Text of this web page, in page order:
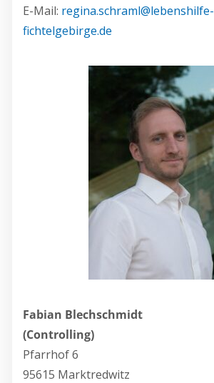
E-Mail: regina.schraml@lebenshilfe-
fichtelgebirge.de
Fabian Blechschmidt
(Controlling)
Pfarrhof 6
95615 Marktredwitz